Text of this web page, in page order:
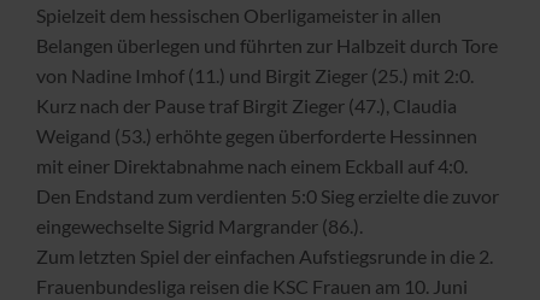
Spielzeit dem hessischen Oberligameister in allen
Belangen überlegen und führten zur Halbzeit durch Tore
von Nadine Imhof (11.) und Birgit Zieger (25.) mit 2:0.
Kurz nach der Pause traf Birgit Zieger (47.), Claudia
Weigand (53.) erhöhte gegen überforderte Hessinnen
mit einer Direktabnahme nach einem Eckball auf 4:0.
Den Endstand zum verdienten 5:0 Sieg erzielte die zuvor
eingewechselte Sigrid Margrander (86.).
Zum letzten Spiel der einfachen Aufstiegsrunde in die 2.
Frauenbundesliga reisen die KSC Frauen am 10. Juni